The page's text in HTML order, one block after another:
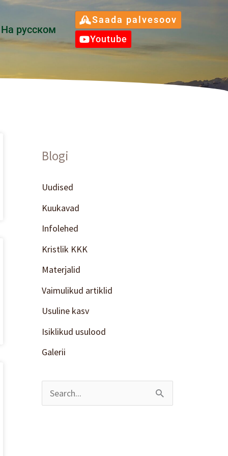
Hа русском
Youtube
Saada palvesoov
Blogi
Uudised
Kuukavad
Infolehed
Kristlik KKK
Materjalid
Vaimulikud artiklid
Usuline kasv
Isiklikud usulood
Galerii